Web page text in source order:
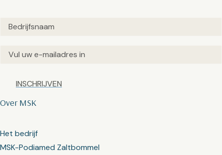
Over MSK
Het bedrijf
MSK-Podiamed Zaltbommel
Untitled(Vereist)
Email(Vereist)
Captcha